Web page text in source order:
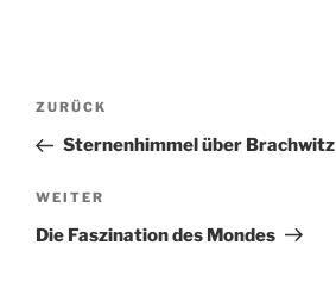
Beitragsnavigation
Vorheriger
Beitrag
ZURÜCK
Sternenhimmel über Brachwitz
Nächster
Beitrag
WEITER
Die Faszination des Mondes